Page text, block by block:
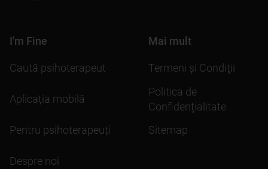
I'm Fine
Caută psihoterapeut
Aplicația mobilă
Pentru psihoterapeuți
Despre noi
Mai mult
Termeni şi Condiţii
Politica de
Confidenţialitate
Sitemap